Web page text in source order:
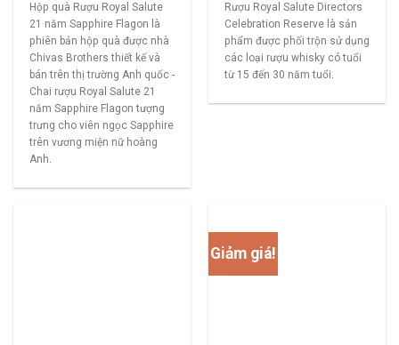
Hộp quà Rượu Royal Salute
21 năm Sapphire Flagon là
phiên bản hộp quà được nhà
Chivas Brothers thiết kế và
bán trên thị trường Anh quốc -
Chai rượu Royal Salute 21
năm Sapphire Flagon tượng
trưng cho viên ngọc Sapphire
trên vương miện nữ hoàng
Anh.
Rượu Royal Salute Directors
Celebration Reserve là sản
phẩm được phối trộn sử dụng
các loại rượu whisky có tuổi
từ 15 đến 30 năm tuổi.
Giảm giá!